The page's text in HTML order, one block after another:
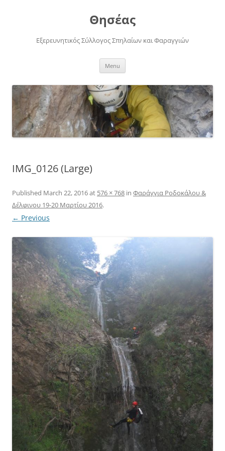
Θησέας
Εξερευνητικός Σύλλογος Σπηλαίων και Φαραγγιών
Menu
IMG_0126 (Large)
Published March 22, 2016at 576 × 768 in Φαράγγια Ροδοκάλου &
Δέλφινου 19-20 Μαρτίου 2016.
← Previous